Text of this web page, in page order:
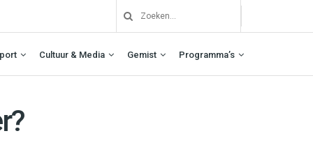
Cultuur & Media Gemist Programma’s